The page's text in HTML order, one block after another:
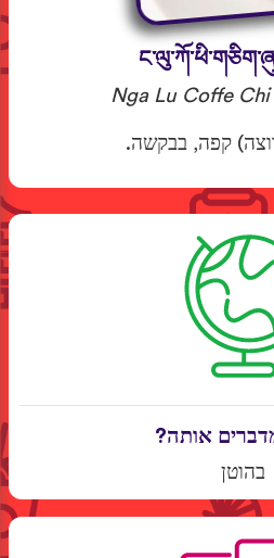
Nga Lu Coffe
קפה, בבקשה.
אותה?
בהוטן